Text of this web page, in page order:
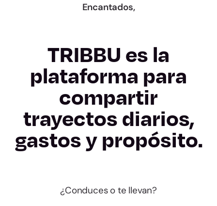
Encantados,
TRIBBU es la
plataforma para
compartir
trayectos diarios,
gastos y propósito.
¿Conduces o te llevan?